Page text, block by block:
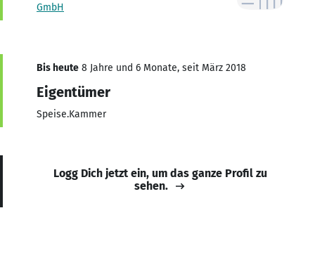
GmbH
Bis heute 8 Jahre und 6 Monate, seit März 2018
Eigentümer
Speise.Kammer
Logg Dich jetzt ein, um das ganze Profil zu
sehen.